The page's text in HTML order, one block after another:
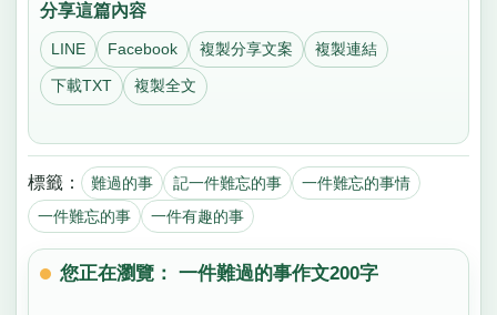
分享這篇內容
LINE Facebook 複製分享文案 複製連結
下載TXT 複製全文
標籤： 難過的事 記一件難忘的事
一件難忘的事情
一件難忘的事
一件有趣的事
您正在瀏覽： 一件難過的事作文200字